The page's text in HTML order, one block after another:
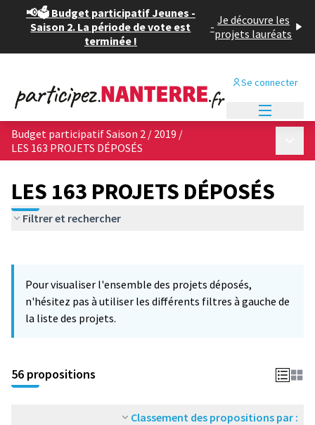
📢🗳️ Budget participatif Jeunes -
Saison 2. La période de vote est
terminée !
- Je découvre les
projets lauréats
Se connecter
Budget participatif Saison 2 / 2019 /
LES 163 PROJETS DÉPOSÉS
LES 163 PROJETS DÉPOSÉS
Filtrer et rechercher
−
Pour visualiser l'ensemble des projets déposés,
n'hésitez pas à utiliser les différents filtres à gauche de
la liste des projets.
56 propositions
Classement des propositions par :